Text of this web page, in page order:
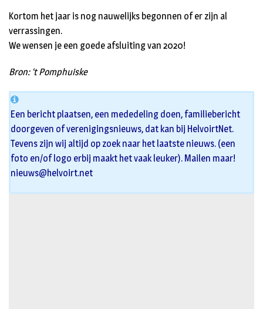
Kortom het jaar is nog nauwelijks begonnen of er zijn al
verrassingen.
We wensen je een goede afsluiting van 2020!
Bron: ‘t Pomphuiske
Een bericht plaatsen, een mededeling doen, familiebericht
doorgeven of verenigingsnieuws, dat kan bij HelvoirtNet.
Tevens zijn wij altijd op zoek naar het laatste nieuws. (een
foto en/of logo erbij maakt het vaak leuker). Mailen maar!
nieuws@helvoirt.net